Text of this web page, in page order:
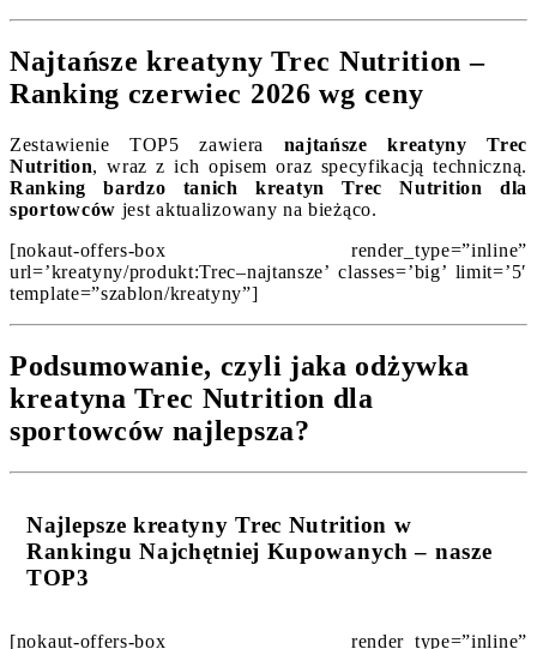
Najtańsze kreatyny Trec Nutrition –
Ranking czerwiec 2026 wg ceny
Zestawienie TOP5 zawiera najtańsze kreatyny Trec
Nutrition, wraz z ich opisem oraz specyfikacją techniczną.
Ranking bardzo tanich kreatyn Trec Nutrition dla
sportowców jest aktualizowany na bieżąco.
[nokaut-offers-box render_type=”inline”
url=’kreatyny/produkt:Trec–najtansze’ classes=’big’ limit=’5′
template=”szablon/kreatyny”]
Podsumowanie, czyli jaka odżywka
kreatyna Trec Nutrition dla
sportowców najlepsza?
Najlepsze kreatyny Trec Nutrition w
Rankingu Najchętniej Kupowanych – nasze
TOP3
[nokaut-offers-box render_type=”inline”